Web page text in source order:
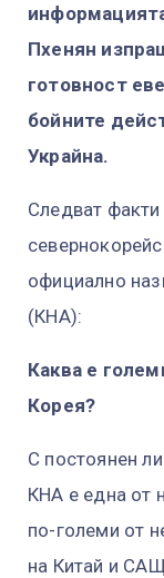
Пхенян
готовност
бойните
Украйна.
Следват
официално
(КНА):
Каква е
Корея?
С постоянен
КНА е една от
по-големи от
на Китай и